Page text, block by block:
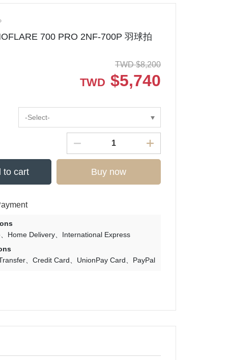
700 PRO 2NF-700P 羽球拍
TWD $8,200
TWD $5,740
-Select-
to cart Buy now
Home Delivery
International Express
Credit Card UnionPay Card PayPal